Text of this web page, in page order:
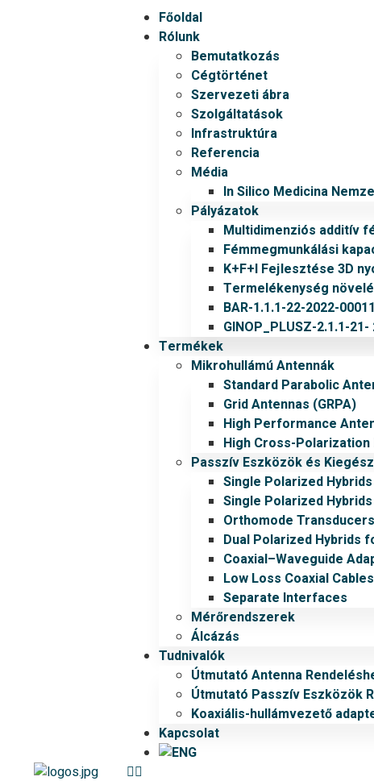
Főoldal
Rólunk
Bemutatkozás
Cégtörténet
Szervezeti ábra
Szolgáltatások
Infrastruktúra
Referencia
Média
In Silico Medicina
Pályázatok
Multidimenziós additív
Fémmegmunkálási
K+F+I Fejlesztése 3D
Termelékenység
BAR-1.1.1-22-2022-00011
GINOP_PLUSZ-2.1.1-
Termékek
Mikrohullámú Antennák
Standard Parabolic
Grid Antennas (GRPA)
High Performance
High Cross-
Passzív Eszközök és
Single Polarized
Single Polarized
Orthomode Transducers
Dual Polarized Hybrids
Coaxial–Waveguide
Low Loss Coaxial Cables
Separate Interfaces
Mérőrendszerek
Álcázás
Tudnivalók
Útmutató Antenna
Útmutató Passzív Eszközök
Koaxiális-hullámvezető
Kapcsolat